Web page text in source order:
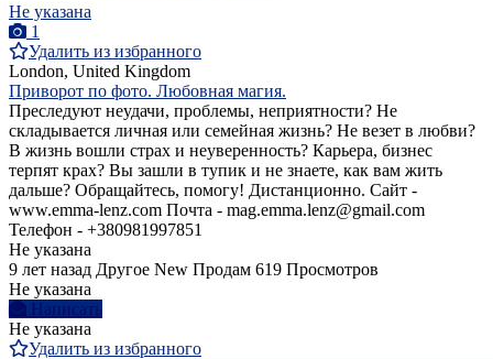
Не указана
1
Удалить из избранного
London, United Kingdom
Приворот по фото. Любовная магия.
Преследуют неудачи, проблемы, неприятности? Не
складывается личная или семейная жизнь? Не везет в любви?
В жизнь вошли страх и неуверенность? Карьера, бизнес
терпят крах? Вы зашли в тупик и не знаете, как вам жить
дальше? Обращайтесь, помогу! Дистанционно. Сайт -
www.emma-lenz.com Почта - mag.emma.lenz@gmail.com
Телефон - +380981997851
Не указана
9 лет назад Другое New Продам 619 Просмотров
Не указана
Написать
Не указана
Удалить из избранного